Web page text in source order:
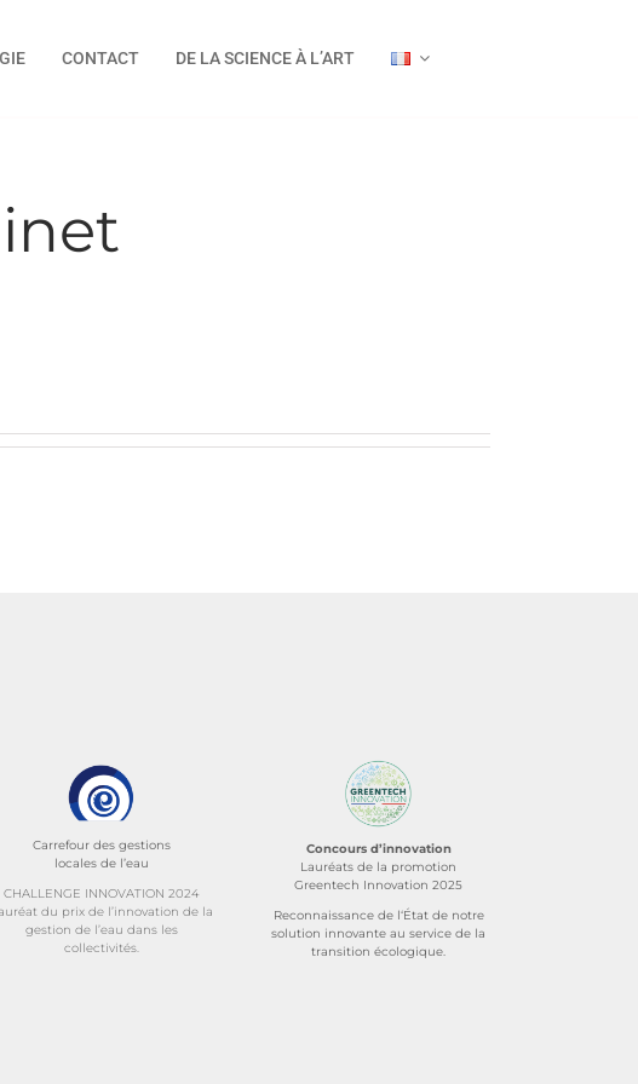
CONTACT DE LA SCIENCE À L’ART
Carrefour des gestions
locales de l’eau
CHALLENGE INNOVATION 2024
du prix de l’innovation de la
gestion de l’eau dans les
collectivités.
Concours d’innovation
Lauréats de la promotion
Greentech Innovation 2025
Reconnaissance de l‘État de notre
solution innovante au service de la
transition écologique.